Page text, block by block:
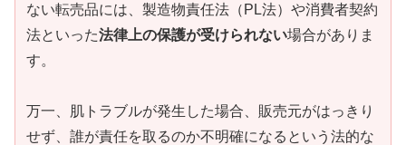
ない転売品には、製造物責任法（PL法）や消費者契約
法といった法律上の保護が受けられない場合がありま
す。
万一、肌トラブルが発生した場合、販売元がはっきり
せず、誰が責任を取るのか不明確になるという法的な